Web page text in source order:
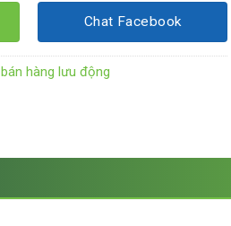
Chat Facebook
hàng lưu động